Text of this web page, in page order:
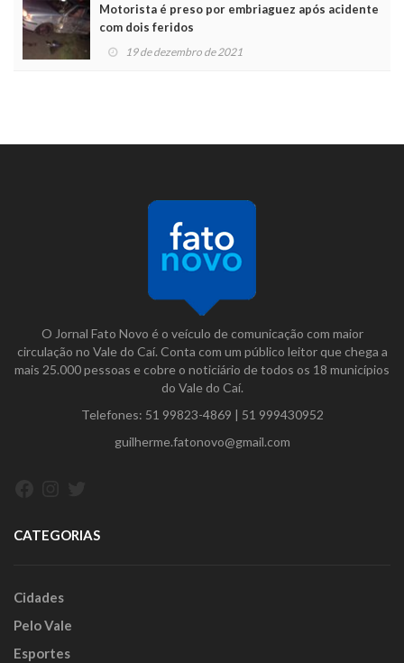
Motorista é preso por embriaguez após acidente
com dois feridos
19 de dezembro de 2021
O Jornal Fato Novo é o veículo de comunicação com maior
circulação no Vale do Caí. Conta com um público leitor que chega a
mais 25.000 pessoas e cobre o noticiário de todos os 18 municípios
do Vale do Caí.
Telefones: 51 99823-4869 | 51 999430952
guilherme.fatonovo@gmail.com
CATEGORIAS
Cidades
Pelo Vale
Esportes